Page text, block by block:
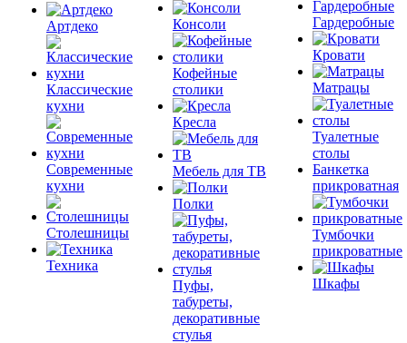
Артдеко
Классические
кухни
Современные
кухни
Столешницы
Техника
Консоли
Кофейные
столики
Кресла
Мебель для ТВ
Полки
Пуфы,
табуреты,
декоративные
стулья
Гардеробные
Кровати
Матрацы
Туалетные
столы
Банкетка
прикроватная
Тумбочки
прикроватные
Шкафы